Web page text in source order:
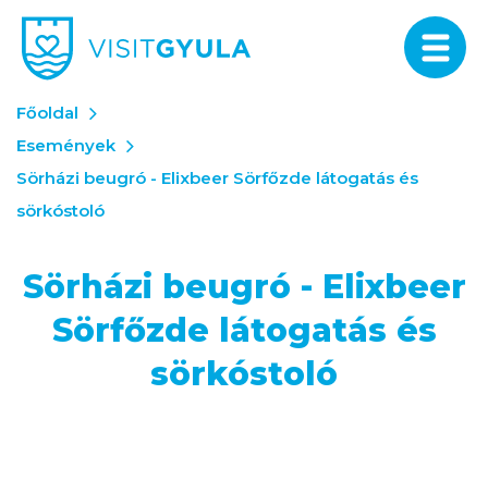
Főoldal
Események
Sörházi beugró - Elixbeer Sörfőzde látogatás és
sörkóstoló
Sörházi beugró - Elixbeer
Sörfőzde látogatás és
sörkóstoló